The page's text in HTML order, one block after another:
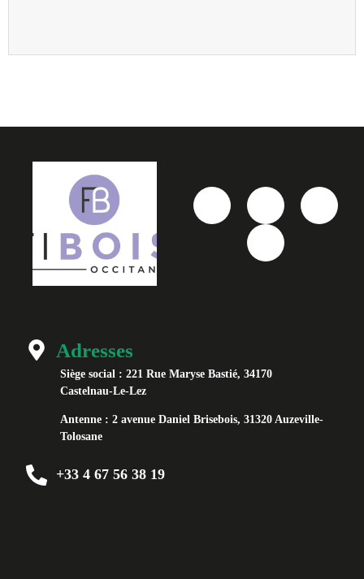
Adresses
Siège social :221 Rue Maryse Bastié, 34170
Castelnau-Le-Lez
Antenne : 2 avenue Daniel Brisebois, 31320 Auzeville-
Tolosane
+33 4 67 56 38 19